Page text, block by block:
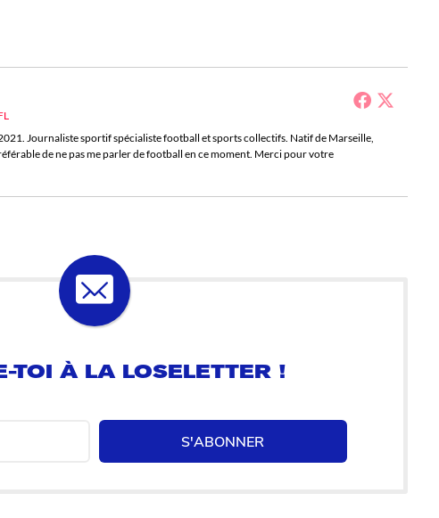
Journaliste sportif spécialiste football et sports collectifs. Natif de Marseille,
de ne pas me parler de football en ce moment. Merci pour votre
S'ABONNER